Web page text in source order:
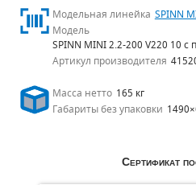
Модельная линейка SPINN
Модель
SPINN MINI 2.2-200 V220 10
Артикул производителя
Масса нетто 165 кг
Габариты без упаковки
Сертификат